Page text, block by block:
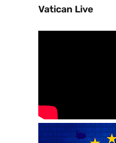
Vatican Live